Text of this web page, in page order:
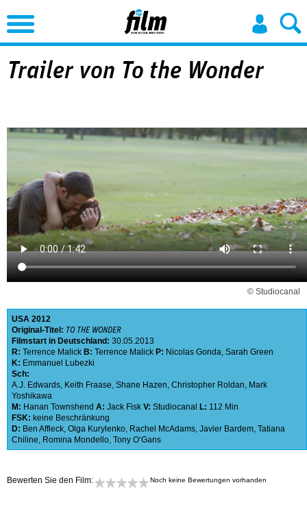
Jump to Navigation
Trailer von To the Wonder
© Studiocanal
USA 2012
Original-Titel: TO THE WONDER
Filmstart in Deutschland: 30.05.2013
R: Terrence Malick B: Terrence Malick P: Nicolas Gonda, Sarah Green
K: Emmanuel Lubezki
Sch:
A.J. Edwards, Keith Fraase, Shane Hazen, Christopher Roldan, Mark
Yoshikawa
M: Hanan Townshend A: Jack Fisk V: Studiocanal L: 112 Min
FSK: keine Beschränkung
D: Ben Affleck, Olga Kurylenko, Rachel McAdams, Javier Bardem, Tatiana
Chiline, Romina Mondello, Tony O‘Gans
Bewerten Sie den Film: Noch keine Bewertungen vorhanden